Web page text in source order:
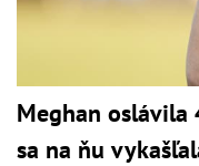
Meghan oslávila
sa na ňu